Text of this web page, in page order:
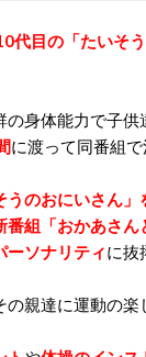
代目の「たいそ
の身体能力で子
に渡って同番組で
のおにいさん」
番組「おかあさん
ーソナリティに抜
親達に運動の楽